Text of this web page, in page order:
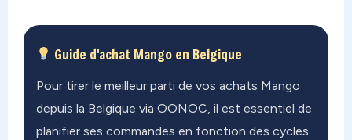
Guide d'achat Mango en Belgique
Pour tirer le meilleur parti de vos achats Mango
depuis la Belgique via OONOC, il est essentiel de
planifier ses commandes en fonction des cycles